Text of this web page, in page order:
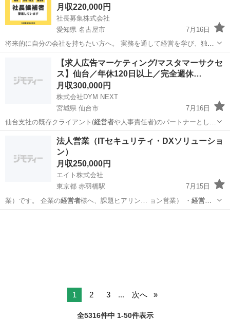
月収220,000円
社長募集株式会社
愛知県 名古屋市
7月16日
将来的に自分の会社を持ちたい方へ。 実務を通して経営を学び、独立
を目指せる【社長候補】の募集です！ 〈 特徴 〉 ・未経験からスター
ト可能 ・段階的にスキルを習得できる研修制度 （半年～１年の研修期
名古屋市 その他
【求人広告マーケティング/マスタマーサクセ
ス】仙台／年休120日以上／完全週休…
月収300,000円
株式会社DYM NEXT
宮城県 仙台市
7月16日
仙台支社の既存クライアント(経営者や人事責任者)のパートナーとし
て、求人… 仙台市 カスタマーサポート
法人営業（ITセキュリティ・DXソリューショ
ン）
月収250,000円
エイト株式会社
東京都 赤羽橋駅
7月15日
業）です。 企業の経営者 様へ、課題ヒアリン… ョン営業） ・ 経営者
様との商談・課題ヒ… ます ・全国の経営者様と直接商談し、I…
1 2 3 ... 次へ
全5316件中 1-50件表示